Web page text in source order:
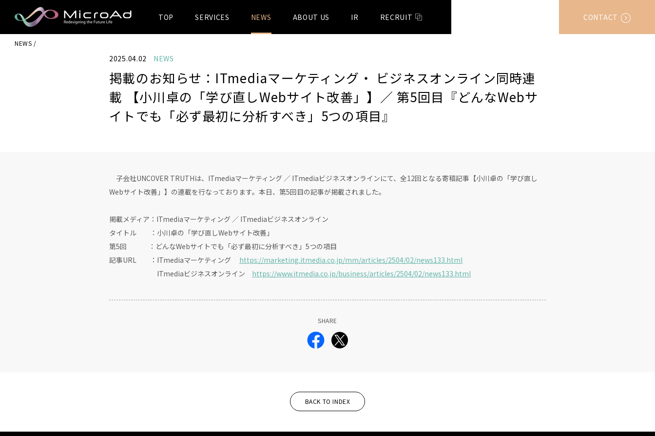
MicroAd -
Redesigning
the Future Life
TOP SERVICES NEWS ABOUT US IR RECRUIT CONTACT
NEWS
2025.04.02 NEWS
掲載のお知らせ：ITmediaマーケティング・ ビジネスオンライン同時連
載 【小川卓の「学び直しWebサイト改善」】／ 第5回目『どんなWebサ
イトでも「必ず最初に分析すべき」5つの項目』
子会社UNCOVER TRUTHは、ITmediaマーケティング ／ ITmediaビジネスオンラインにて、全12回となる寄稿記事【小川卓の「学び直し
Webサイト改善」】の連載を行なっております。本日、第5回目の記事が掲載されました。
掲載メディア：ITmediaマーケティング ／ ITmediaビジネスオンライン
タイトル ：小川卓の「学び直しWebサイト改善」
第5回 ：どんなWebサイトでも「必ず最初に分析すべき」5つの項目
記事URL ：ITmediaマーケティング https://marketing.itmedia.co.jp/mm/articles/2504/02/news133.html
ITmediaビジネスオンライン https://www.itmedia.co.jp/business/articles/2504/02/news133.html
SHARE
BACK TO INDEX